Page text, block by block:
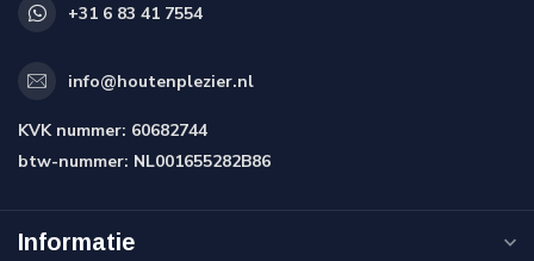
+31 6 83 41 7554
info@houtenplezier.nl
KVK nummer: 60682744
btw-nummer: NL001655282B86
Informatie